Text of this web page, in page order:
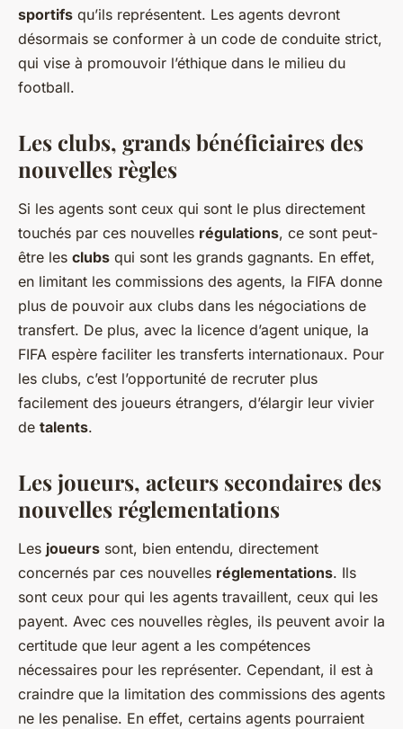
sportifs qu’ils représentent. Les agents devront
désormais se conformer à un code de conduite strict,
qui vise à promouvoir l’éthique dans le milieu du
football.
Les clubs, grands bénéficiaires des
nouvelles règles
Si les agents sont ceux qui sont le plus directement
touchés par ces nouvelles régulations, ce sont peut-
être les clubs qui sont les grands gagnants. En effet,
en limitant les commissions des agents, la FIFA donne
plus de pouvoir aux clubs dans les négociations de
transfert. De plus, avec la licence d’agent unique, la
FIFA espère faciliter les transferts internationaux. Pour
les clubs, c’est l’opportunité de recruter plus
facilement des joueurs étrangers, d’élargir leur vivier
de talents.
Les joueurs, acteurs secondaires des
nouvelles réglementations
Les joueurs sont, bien entendu, directement
concernés par ces nouvelles réglementations. Ils
sont ceux pour qui les agents travaillent, ceux qui les
payent. Avec ces nouvelles règles, ils peuvent avoir la
certitude que leur agent a les compétences
nécessaires pour les représenter. Cependant, il est à
craindre que la limitation des commissions des agents
ne les penalise. En effet, certains agents pourraient